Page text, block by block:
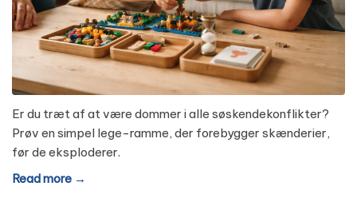
Er du træt af at være dommer i alle søskendekonflikter?
Prøv en simpel lege-ramme, der forebygger skænderier,
før de eksploderer.
Read more →